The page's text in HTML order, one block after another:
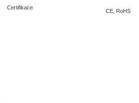
Certifikace
CE, RoHS